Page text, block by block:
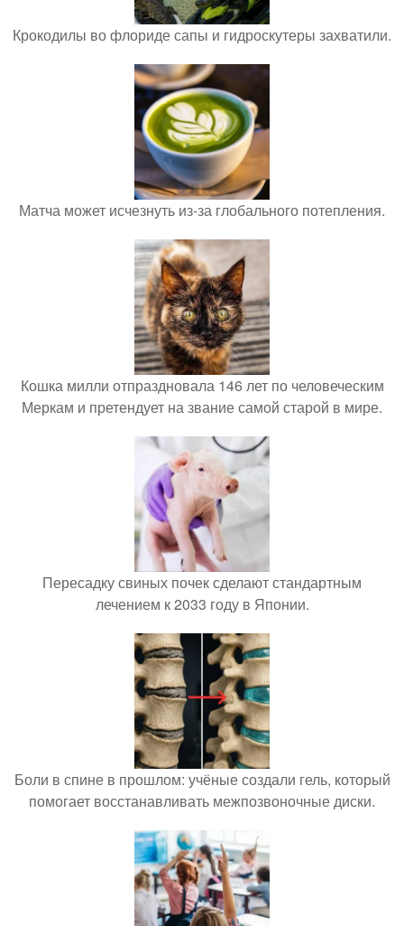
Крокодилы во флориде сапы и гидроскутеры захватили.
Матча может исчезнуть из-за глобального потепления.
Кошка милли отпраздновала 146 лет по человеческим
Меркам и претендует на звание самой старой в мире.
Пересадку свиных почек сделают стандартным
лечением к 2033 году в Японии.
Боли в спине в прошлом: учёные создали гель, который
помогает восстанавливать межпозвоночные диски.